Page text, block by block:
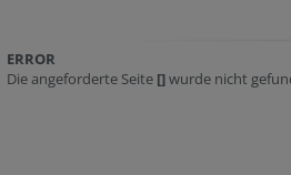
ERROR
Die angeforderte Seite []wurde nicht